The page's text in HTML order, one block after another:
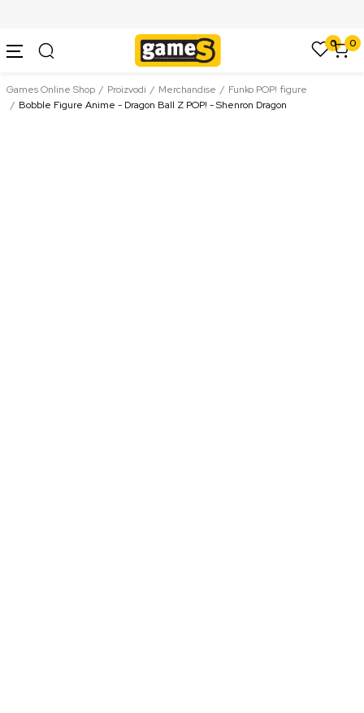
0 0
Games Online Shop Proizvodi Merchandise
Funko POP! figure
Bobble Figure Anime - Dragon Ball Z POP! - Shenron Dragon